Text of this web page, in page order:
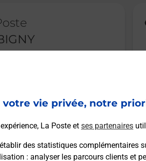
votre vie privée, notre
La Poste et ses partenaires
des statistiques complémentaires
: analyser les parcours clients et
BOBIGNY
plus